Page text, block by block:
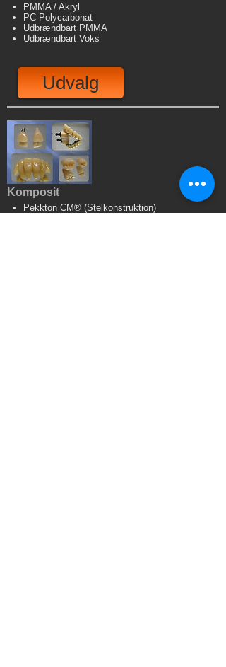
PMMA / Akryl
PC Polycarbonat
Udbrændbart PMMA
Udbrændbart Voks
Udvalg
Komposit
Pekkton CM® (Stelkonstruktion)